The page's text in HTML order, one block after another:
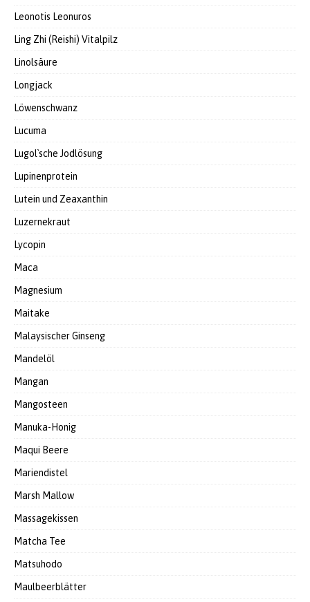
Leonotis Leonuros
Ling Zhi (Reishi) Vitalpilz
Linolsäure
Longjack
Löwenschwanz
Lucuma
Lugol`sche Jodlösung
Lupinenprotein
Lutein und Zeaxanthin
Luzernekraut
Lycopin
Maca
Magnesium
Maitake
Malaysischer Ginseng
Mandelöl
Mangan
Mangosteen
Manuka-Honig
Maqui Beere
Mariendistel
Marsh Mallow
Massagekissen
Matcha Tee
Matsuhodo
Maulbeerblätter